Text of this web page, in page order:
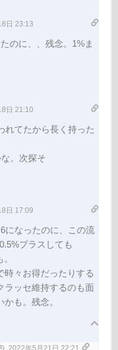
日 23:13
のに、、残念。1%ま
日 21:10
れてたから長く持った
。次探そ
日 17:09
になったのに、この流
プラスしても
時々お得だったりする
ラッセ維持するのも面
も。残念。
2022年5月21日 22:21